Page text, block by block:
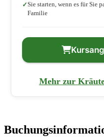
Sie starten, wenn es für Sie
Familie
Mehr zur